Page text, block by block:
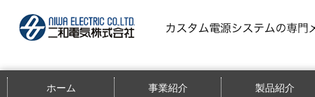
ホーム 事業紹介 製品紹介